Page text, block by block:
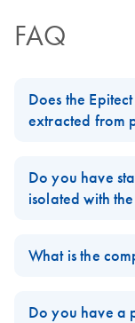
FAQ
Does the
extracted from
into uracils with the
irrespective of the
clinicaloranimal
FAQ-1209
Do you have
isolated with
is stable for at
Resources.
What is the
, is a 10 mM Tris-
Do you have a